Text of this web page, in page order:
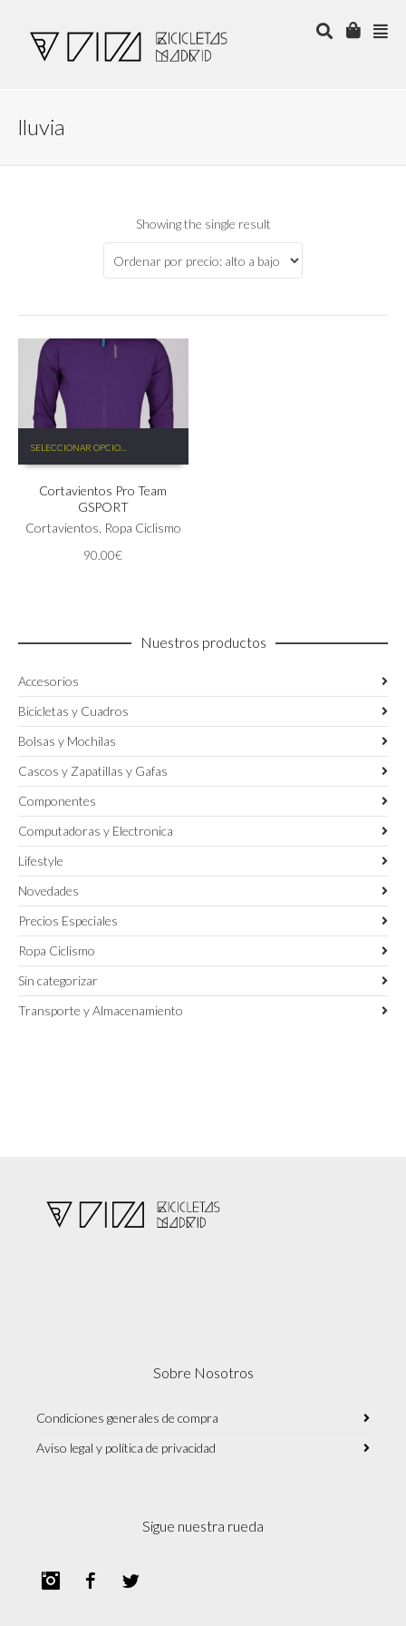
lluvia
Showing the single result
SELECCIONAR OPCIONES
producto
múltiples
Las
producto
Cortavientos Pro Team
GSPORT
Cortavientos, Ropa Ciclismo
90.00€
Nuestros productos
Accesorios
Bicicletas y Cuadros
Bolsas y Mochilas
Cascos y Zapatillas y Gafas
Componentes
Computadoras y Electronica
Lifestyle
Novedades
Precios Especiales
Ropa Ciclismo
Sin categorizar
Transporte y Almacenamiento
Sobre Nosotros
Condiciones generales de compra
Aviso legal y política de privacidad
Sigue nuestra rueda
InstagramFacebook